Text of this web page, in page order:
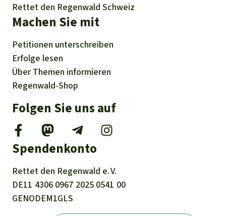
Rettet den Regenwald Schweiz
Machen Sie mit
Petitionen unterschreiben
Erfolge lesen
Über Themen informieren
Regenwald-Shop
Folgen Sie uns auf
Spendenkonto
Rettet den Regenwald e. V.
DE11 4306 0967 2025 0541 00
GENODEM1GLS